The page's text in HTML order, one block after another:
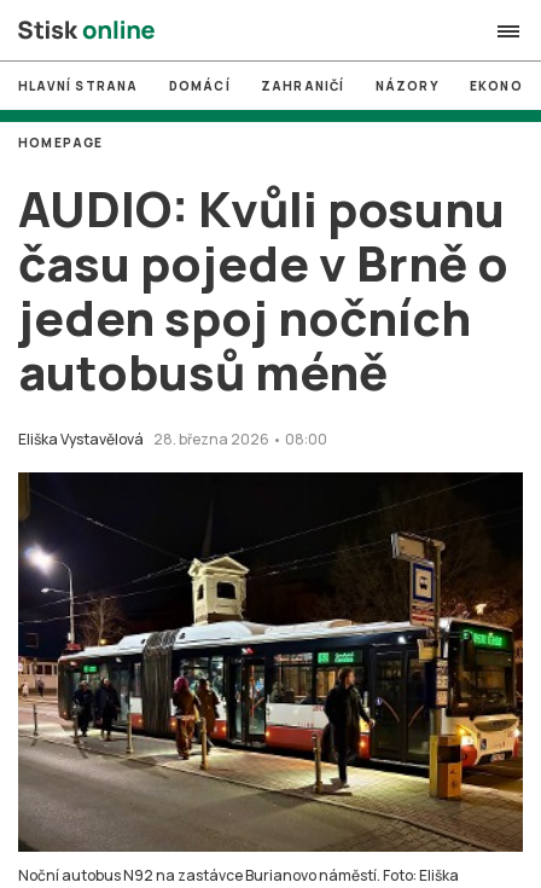
search
# MUNI
# Brno
# volby
login PŘIHLÁSIT SE
Zapomněli jste heslo?
HLAVNÍ STRANA DOMÁCÍ ZAHRANIČÍ NÁZORY
AUDIO: Kvůli posunu
času pojede v Brně o
jeden spoj nočních
autobusů méně
Eliška Vystavělová 28. března 2026 • 08:00
HOMEPAGE
Noční autobus N92 na zastávce Burianovo náměstí. Foto: Eliška